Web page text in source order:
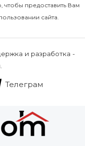
чтобы предоставить Вам
сайта.
и разработка -
Телеграм